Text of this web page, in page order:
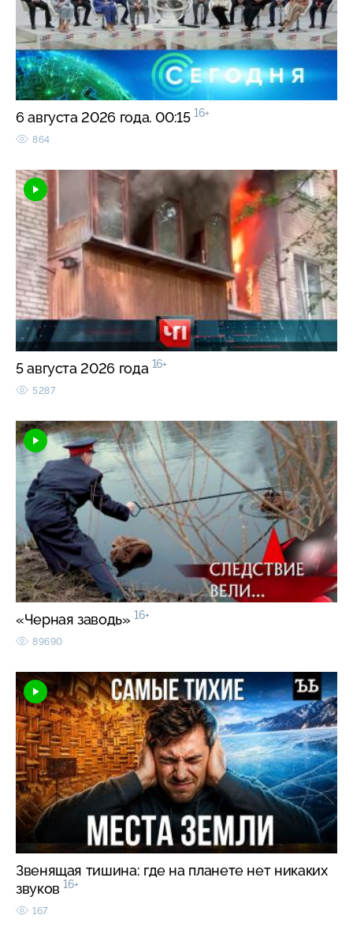
6 августа 2026 года. 00:15 16+
864
5 августа 2026 года 16+
5287
«Черная заводь» 16+
89690
Звенящая тишина: где на планете нет никаких
звуков 16+
167